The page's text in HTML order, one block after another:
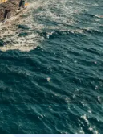
Neues Boot